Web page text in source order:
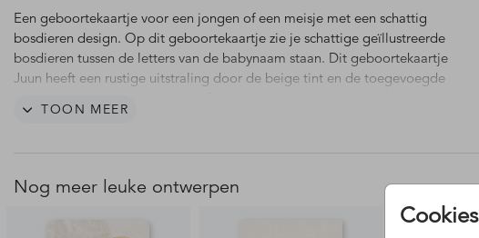
Cookies
Een geboortekaartje voor een jongen of een meisje met een schattig
bosdieren design. Op dit geboortekaartje zie je schattige geïllustreerde
bosdieren tussen de letters van de babynaam staan. Dit geboortekaartje
Juun heeft een rustige uitstraling door de beige tint en de toegevoegde
eenvoudig aan in de editor voor de geboorte van jullie zoon of dochter.
TOON MEER
Nog meer leuke ontwerpen